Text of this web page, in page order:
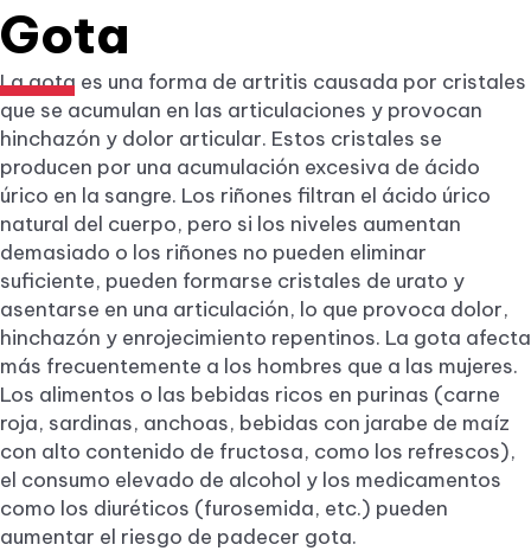
Gota
La gota es una forma de artritis causada por cristales
que se acumulan en las articulaciones y provocan
hinchazón y dolor articular. Estos cristales se
producen por una acumulación excesiva de ácido
úrico en la sangre. Los riñones filtran el ácido úrico
natural del cuerpo, pero si los niveles aumentan
demasiado o los riñones no pueden eliminar
suficiente, pueden formarse cristales de urato y
asentarse en una articulación, lo que provoca dolor,
hinchazón y enrojecimiento repentinos. La gota afecta
más frecuentemente a los hombres que a las mujeres.
Los alimentos o las bebidas ricos en purinas (carne
roja, sardinas, anchoas, bebidas con jarabe de maíz
con alto contenido de fructosa, como los refrescos),
el consumo elevado de alcohol y los medicamentos
como los diuréticos (furosemida, etc.) pueden
aumentar el riesgo de padecer gota.